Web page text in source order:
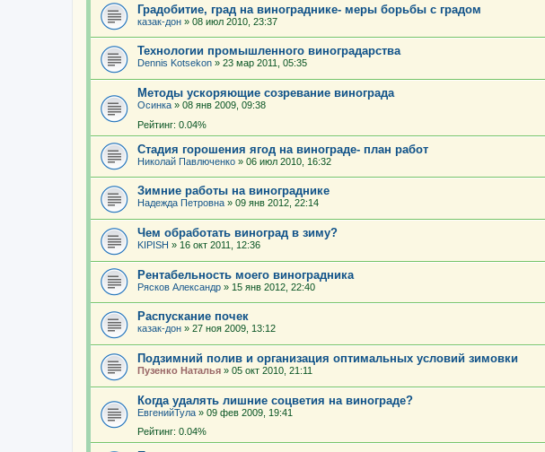
Градобитие, град на винограднике- меры борьбы с градом
казак-дон » 08 июл 2010, 23:37
Технологии промышленного виноградарства
Dennis Kotsekon » 23 мар 2011, 05:35
Методы ускоряющие созревание винограда
Осинка » 08 янв 2009, 09:38
Рейтинг: 0.04%
Стадия горошения ягод на винограде- план работ
Николай Павлюченко » 06 июл 2010, 16:32
Зимние работы на винограднике
Надежда Петровна » 09 янв 2012, 22:14
Чем обработать виноград в зиму?
KIPISH » 16 окт 2011, 12:36
Рентабельность моего виноградника
Рясков Александр » 15 янв 2012, 22:40
Распускание почек
казак-дон » 27 ноя 2009, 13:12
Подзимний полив и организация оптимальных условий зимовки
Пузенко Наталья » 05 окт 2010, 21:11
Когда удалять лишние соцветия на винограде?
ЕвгенийТула » 09 фев 2009, 19:41
Рейтинг: 0.04%